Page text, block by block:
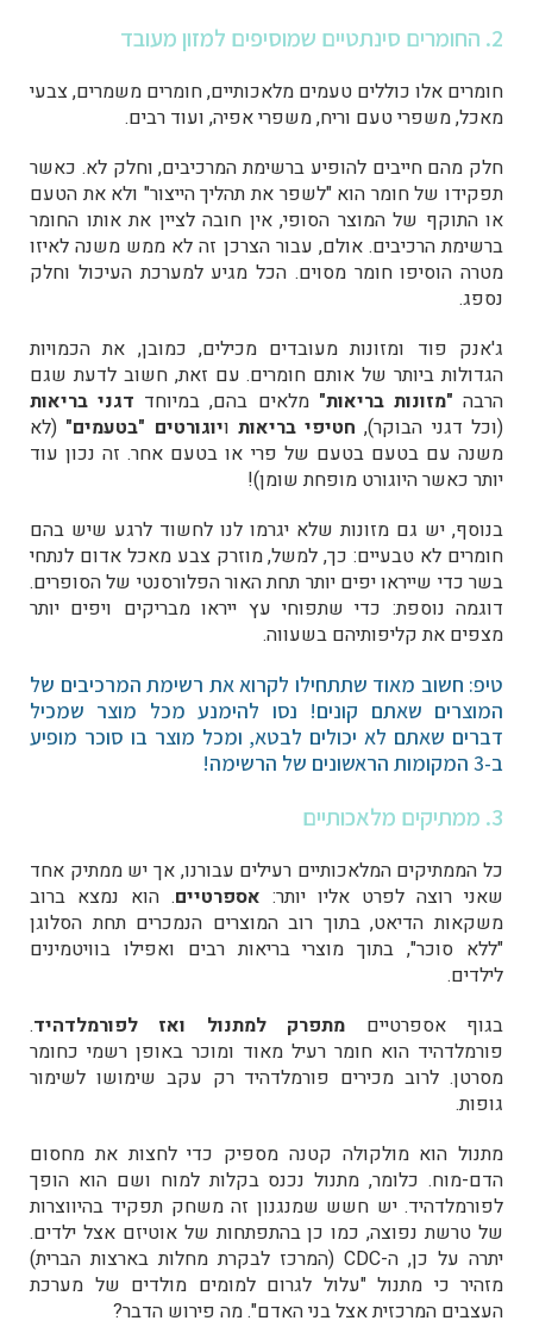
2. החומרים סינתטיים שמוסיפים למזון מעובד
חומרים אלו כוללים טעמים מלאכותיים, חומרים משמרים, צבעי
מאכל, משפרי טעם וריח, משפרי אפיה, ועוד רבים.
חלק מהם חייבים להופיע ברשימת המרכיבים, וחלק לא. כאשר
תפקידו של חומר הוא "לשפר את תהליך הייצור" ולא את הטעם
או התוקף של המוצר הסופי, אין חובה לציין את אותו החומר
ברשימת הרכיבים. אולם, עבור הצרכן זה לא ממש משנה לאיזו
מטרה הוסיפו חומר מסוים. הכל מגיע למערכת העיכול וחלק
נספג.
ג'אנק פוד ומזונות מעובדים מכילים, כמובן, את הכמויות
הגדולות ביותר של אותם חומרים. עם זאת, חשוב לדעת שגם
הרבה "מזונות בריאות" מלאים בהם, במיוחד דגני בריאות
(וכל דגני הבוקר), חטיפי בריאות ויוגורטים "בטעמים" (לא
משנה עם בטעם בטעם של פרי או בטעם אחר. זה נכון עוד
יותר כאשר היוגורט מופחת שומן)!
בנוסף, יש גם מזונות שלא יגרמו לנו לחשוד לרגע שיש בהם
חומרים לא טבעיים: כך, למשל, מוזרק צבע מאכל אדום לנתחי
בשר כדי שייראו יפים יותר תחת האור הפלורסנטי של הסופרים.
דוגמה נוספת: כדי שתפוחי עץ ייראו מבריקים ויפים יותר
מצפים את קליפותיהם בשעווה.
טיפ: חשוב מאוד שתתחילו לקרוא את רשימת המרכיבים של
המוצרים שאתם קונים! נסו להימנע מכל מוצר שמכיל
דברים שאתם לא יכולים לבטא, ומכל מוצר בו סוכר מופיע
ב-3 המקומות הראשונים של הרשימה!
3. ממתיקים מלאכותיים
כל הממתיקים המלאכותיים רעילים עבורנו, אך יש ממתיק אחד
שאני רוצה לפרט אליו יותר: אספרטיים. הוא נמצא ברוב
משקאות הדיאט, בתוך רוב המוצרים הנמכרים תחת הסלוגן
"ללא סוכר", בתוך מוצרי בריאות רבים ואפילו בוויטמינים
לילדים.
בגוף אספרטיים מתפרק למתנול ואז לפורמלדהיד.
פורמלדהיד הוא חומר רעיל מאוד ומוכר באופן רשמי כחומר
מסרטן. לרוב מכירים פורמלדהיד רק עקב שימושו לשימור
גופות.
מתנול הוא מולקולה קטנה מספיק כדי לחצות את מחסום
הדם-מוח. כלומר, מתנול נכנס בקלות למוח ושם הוא הופך
לפורמלדהיד. יש חשש שמנגנון זה משחק תפקיד בהיווצרות
של טרשת נפוצה, כמו כן בהתפתחות של אוטיזם אצל ילדים.
יתרה על כן, ה-CDC (המרכז לבקרת מחלות בארצות הברית)
מזהיר כי מתנול "עלול לגרום למומים מולדים של מערכת
העצבים המרכזית אצל בני האדם". מה פירוש הדבר?